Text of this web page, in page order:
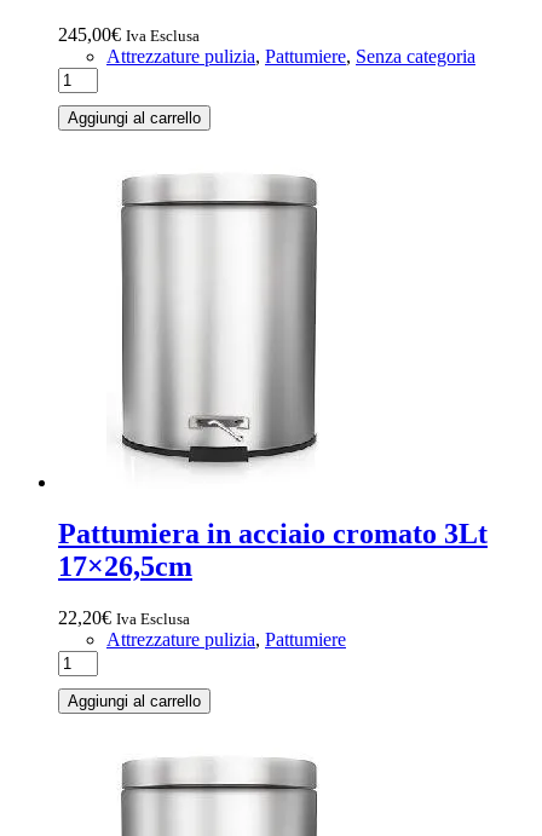
245,00€ Iva Esclusa
Attrezzature pulizia, Pattumiere, Senza categoria
Aggiungi al carrello
Pattumiera in acciaio cromato 3Lt
17×26,5cm
22,20€ Iva Esclusa
Attrezzature pulizia, Pattumiere
Aggiungi al carrello